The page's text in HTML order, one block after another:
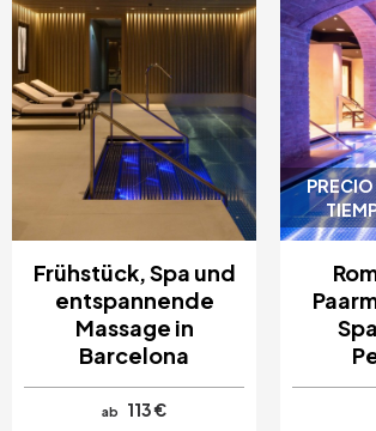
Frühstück, Spa und
entspannende
Massage in
Barcelona
ab
113 €
PRECIO